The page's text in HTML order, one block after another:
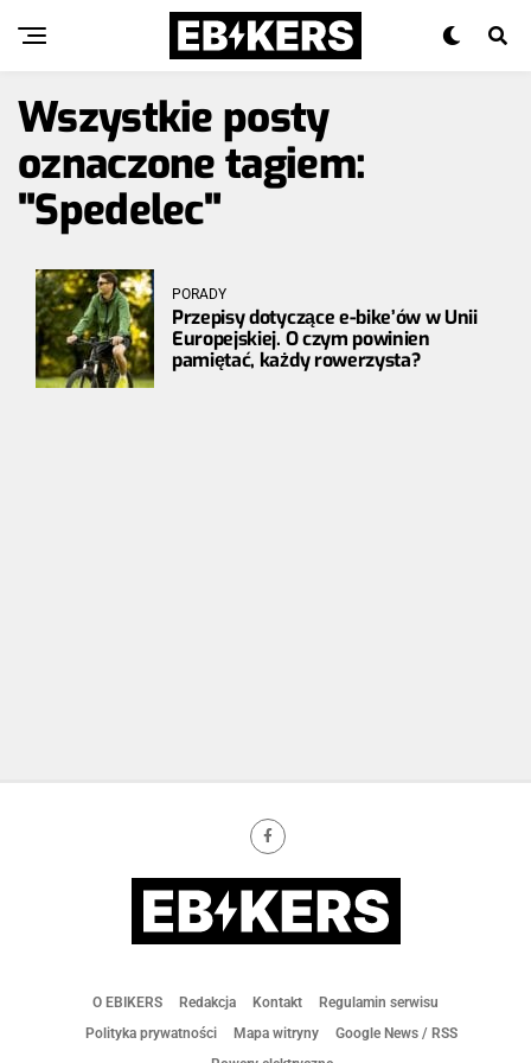
Wszystkie posty
oznaczone tagiem:
"Spedelec"
PORADY
Przepisy dotyczące e-bike’ów w Unii
Europejskiej. O czym powinien
pamiętać, każdy rowerzysta?
O EBIKERS Redakcja Kontakt
Regulamin serwisu
Polityka prywatności
Mapa witryny
Google News / RSS